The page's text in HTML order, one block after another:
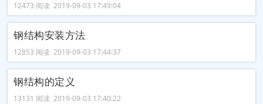
12473 阅读 2019-09-03 17:49:04
钢结构安装方法
12853 阅读 2019-09-03 17:44:37
钢结构的定义
13131 阅读 2019-09-03 17:40:22